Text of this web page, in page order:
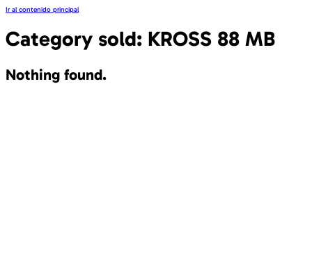
Ir al contenido principal
Category sold: KROSS 88 MB
Nothing found.